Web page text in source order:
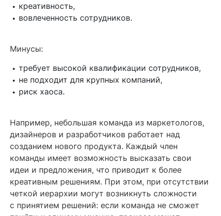
креативность,
вовлеченность сотрудников.
Минусы:
требует высокой квалификации сотрудников,
не подходит для крупных компаний,
риск хаоса.
Например, небольшая команда из маркетологов,
дизайнеров и разработчиков работает над
созданием нового продукта. Каждый член
команды имеет возможность высказать свои
идеи и предложения, что приводит к более
креативным решениям. При этом, при отсутствии
четкой иерархии могут возникнуть сложности
с принятием решений: если команда не сможет